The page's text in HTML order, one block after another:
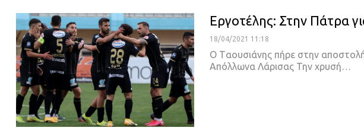
Εργοτέλης: Στην Πάτρα
18/04/2021 11:18
O Tαουσιάνης πήρε στην
Απόλλωνα Λάρισας Την χρυσή…